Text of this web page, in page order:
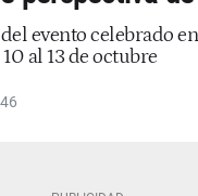
evento celebrado
al 13 de octubre